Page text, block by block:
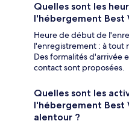
Quelles sont les
l'hébergement Best
Heure de début de
l'enregistrement : à tout
Des formalités d'arrivée
contact sont proposées.
Quelles sont les
l'hébergement Best
alentour ?